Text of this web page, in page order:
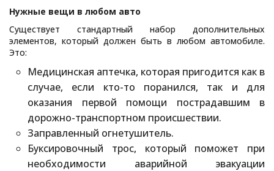
Нужные вещи в любом авто
Существует стандартный набор дополнительных
элементов, который должен быть в любом автомобиле.
Это:
Медицинская аптечка, которая пригодится как в
случае, если кто-то поранился, так и для
оказания первой помощи пострадавшим в
дорожно-транспортном происшествии.
Заправленный огнетушитель.
Буксировочный трос, который поможет при
необходимости аварийной эвакуации